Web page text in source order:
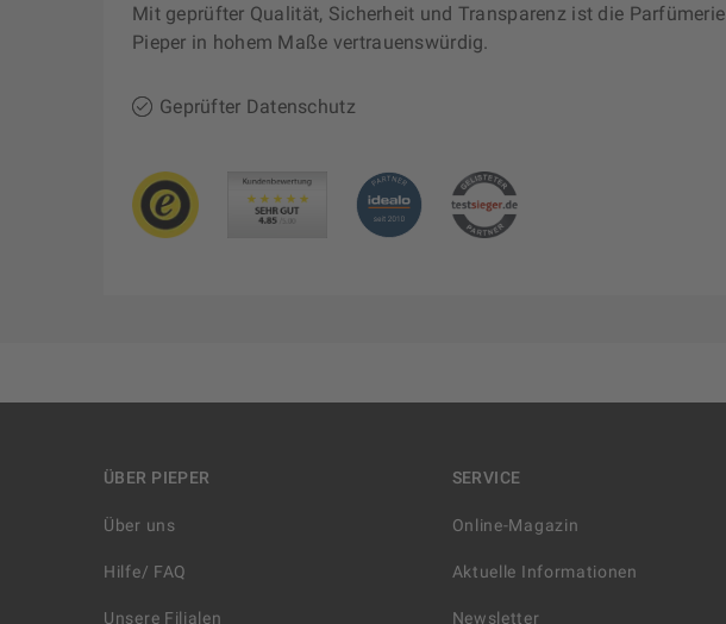
Mit geprüfter Qualität, Sicherheit und Transparenz ist die Parfümerie
Pieper in hohem Maße vertrauenswürdig.
Geprüfter Datenschutz
ÜBER PIEPER
Über uns
Hilfe/ FAQ
Unsere Filialen
SERVICE
Online-Magazin
Aktuelle Informationen
Newsletter